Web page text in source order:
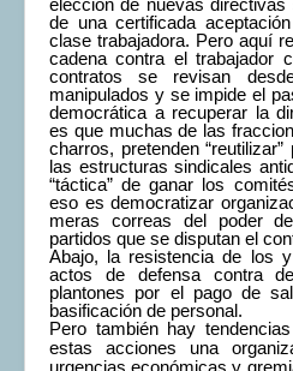
elección de nuevas
de una certificada
clase trabajadora. Pero aquí
cadena contra el trabajador
contratos se revisan
manipulados y se impide el
democrática a recuperar la
es que muchas de las
charros, pretenden
las estructuras sindicales
“táctica” de ganar los
eso es democratizar
meras correas del poder
partidos que se disputan el
Abajo, la resistencia de los
actos de defensa contra
plantones por el pago de
basificación de personal.
Pero también hay
estas acciones una